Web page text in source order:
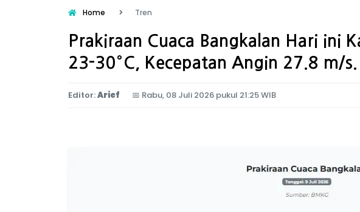
Home Tren
Prakiraan Cuaca Bangkalan Hari ini
23-30°C, Kecepatan Angin 27.8 m/s.
Editor:Arief 📅 Rabu, 08 Juli 2026 pukul 21:25 WIB